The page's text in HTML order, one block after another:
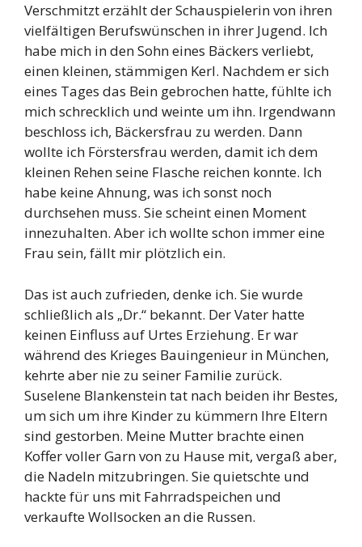
Verschmitzt erzählt der Schauspielerin von ihren
vielfältigen Berufswünschen in ihrer Jugend. Ich
habe mich in den Sohn eines Bäckers verliebt,
einen kleinen, stämmigen Kerl. Nachdem er sich
eines Tages das Bein gebrochen hatte, fühlte ich
mich schrecklich und weinte um ihn. Irgendwann
beschloss ich, Bäckersfrau zu werden. Dann
wollte ich Förstersfrau werden, damit ich dem
kleinen Rehen seine Flasche reichen konnte. Ich
habe keine Ahnung, was ich sonst noch
durchsehen muss. Sie scheint einen Moment
innezuhalten. Aber ich wollte schon immer eine
Frau sein, fällt mir plötzlich ein.
Das ist auch zufrieden, denke ich. Sie wurde
schließlich als „Dr.“ bekannt. Der Vater hatte
keinen Einfluss auf Urtes Erziehung. Er war
während des Krieges Bauingenieur in München,
kehrte aber nie zu seiner Familie zurück.
Suselene Blankenstein tat nach beiden ihr Bestes,
um sich um ihre Kinder zu kümmern Ihre Eltern
sind gestorben. Meine Mutter brachte einen
Koffer voller Garn von zu Hause mit, vergaß aber,
die Nadeln mitzubringen. Sie quietschte und
hackte für uns mit Fahrradspeichen und
verkaufte Wollsocken an die Russen.